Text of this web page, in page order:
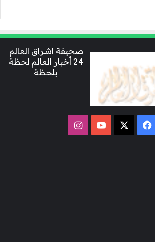
صحيفة اشراق العالم
24 أخبار العالم لحظة
بلحظة
فيسبوك ‫YouTubeانستقرام